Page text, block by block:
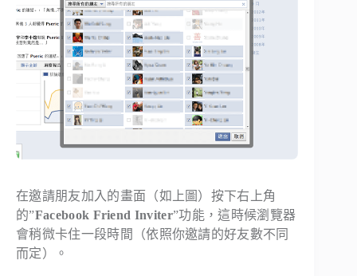
在邀請朋友加入的畫面（如上圖）按下右上角
的”Facebook Friend Inviter”功能，這時候瀏覽器
會稍微卡住一段時間（依照你邀請的好友數不同
而定）。